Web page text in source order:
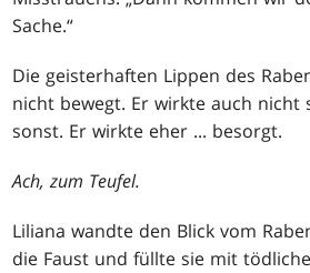
Sache.“
Die geisterhaften Lippen des
nicht bewegt. Er wirkte auch nicht
sonst. Er wirkte eher ... besorgt.
Ach, zum Teufel.
Liliana wandte den Blick vom
die Faust und füllte sie mit